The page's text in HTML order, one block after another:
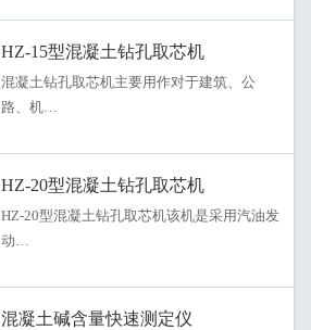
HZ-15型混凝土钻孔取芯机
混凝土钻孔取芯机主要用作对于建筑、公
路、机…
HZ-20型混凝土钻孔取芯机
HZ-20型混凝土钻孔取芯机该机是采用汽油发
动…
混凝土碱含量快速测定仪